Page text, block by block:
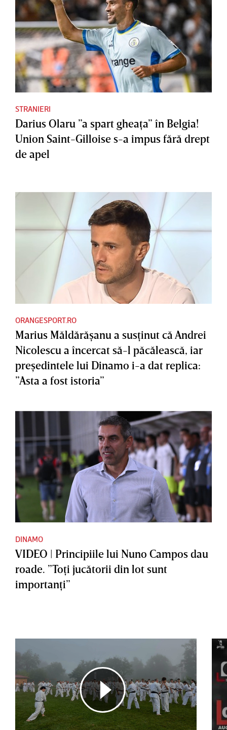
STRANIERI
Darius Olaru ”a spart gheaţa” în Belgia!
Union Saint-Gilloise s-a impus fără drept
de apel
ORANGESPORT.RO
Marius Măldărăşanu a susţinut că Andrei
Nicolescu a încercat să-l păcălească, iar
preşedintele lui Dinamo i-a dat replica:
”Asta a fost istoria”
DINAMO
VIDEO | Principiile lui Nuno Campos dau
roade. ”Toţi jucătorii din lot sunt
importanţi”